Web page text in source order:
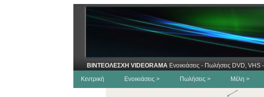
ΒΙΝΤΕΟΛΕΣΧΗ VIDEORAMA Ενοικιάσεις - Πωλήσεις DVD,
Κεντρική
Ενοικιάσεις > Πωλήσεις > Μέλη >